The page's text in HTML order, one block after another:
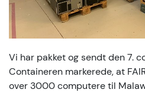
Vi har pakket og sendt den 7.
Containeren markerede, at
over 3000 computere til